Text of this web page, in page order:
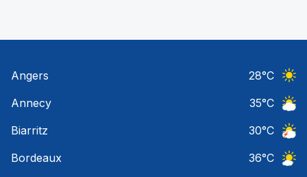
Angers 28°C
Annecy
35°C
Biarritz
30°C
Bordeaux
36°C